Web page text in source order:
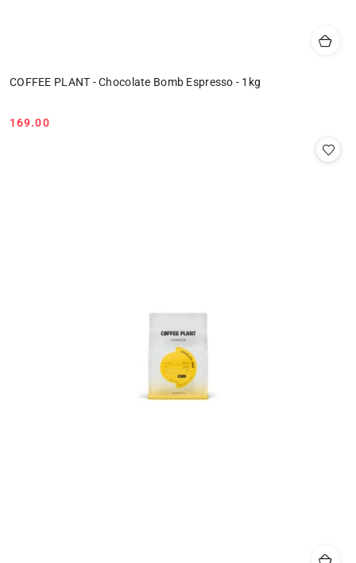
COFFEE PLANT - Chocolate Bomb Espresso - 1kg
Cena:
169.00